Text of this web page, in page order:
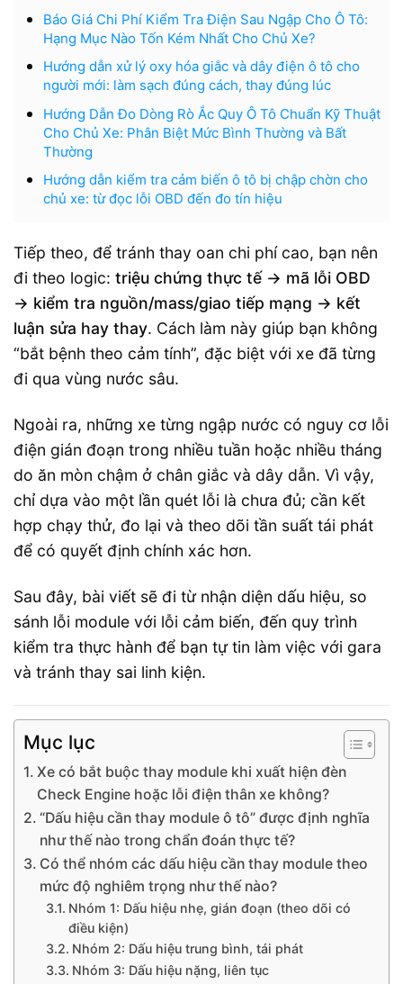
Báo Giá Chi Phí Kiểm Tra Điện Sau Ngập Cho Ô Tô:
Hạng Mục Nào Tốn Kém Nhất Cho Chủ Xe?
Hướng dẫn xử lý oxy hóa giắc và dây điện ô tô cho
người mới: làm sạch đúng cách, thay đúng lúc
Hướng Dẫn Đo Dòng Rò Ắc Quy Ô Tô Chuẩn Kỹ Thuật
Cho Chủ Xe: Phân Biệt Mức Bình Thường và Bất
Thường
Hướng dẫn kiểm tra cảm biến ô tô bị chập chờn cho
chủ xe: từ đọc lỗi OBD đến đo tín hiệu
Tiếp theo, để tránh thay oan chi phí cao, bạn nên
đi theo logic: triệu chứng thực tế → mã lỗi OBD
→ kiểm tra nguồn/mass/giao tiếp mạng → kết
luận sửa hay thay. Cách làm này giúp bạn không
“bắt bệnh theo cảm tính”, đặc biệt với xe đã từng
đi qua vùng nước sâu.
Ngoài ra, những xe từng ngập nước có nguy cơ lỗi
điện gián đoạn trong nhiều tuần hoặc nhiều tháng
do ăn mòn chậm ở chân giắc và dây dẫn. Vì vậy,
chỉ dựa vào một lần quét lỗi là chưa đủ; cần kết
hợp chạy thử, đo lại và theo dõi tần suất tái phát
để có quyết định chính xác hơn.
Sau đây, bài viết sẽ đi từ nhận diện dấu hiệu, so
sánh lỗi module với lỗi cảm biến, đến quy trình
kiểm tra thực hành để bạn tự tin làm việc với gara
và tránh thay sai linh kiện.
Mục lục
Xe có bắt buộc thay module khi xuất hiện đèn
Check Engine hoặc lỗi điện thân xe không?
“Dấu hiệu cần thay module ô tô” được định nghĩa
như thế nào trong chẩn đoán thực tế?
Có thể nhóm các dấu hiệu cần thay module theo
mức độ nghiêm trọng như thế nào?
Nhóm 1: Dấu hiệu nhẹ, gián đoạn (theo dõi có
điều kiện)
Nhóm 2: Dấu hiệu trung bình, tái phát
Nhóm 3: Dấu hiệu nặng, liên tục